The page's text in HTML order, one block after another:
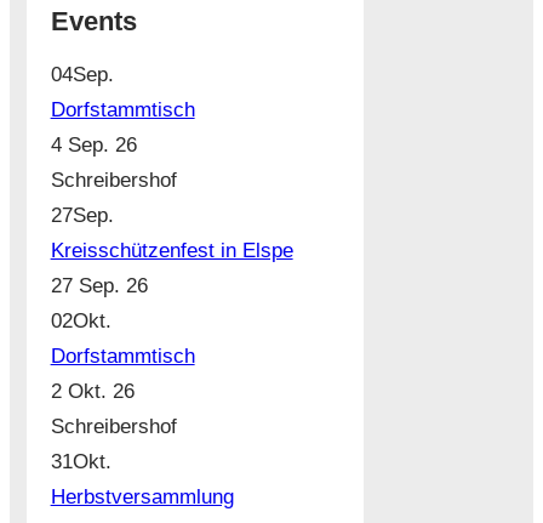
Events
04Sep.
Dorfstammtisch
4 Sep. 26
Schreibershof
27Sep.
Kreisschützenfest in Elspe
27 Sep. 26
02Okt.
Dorfstammtisch
2 Okt. 26
Schreibershof
31Okt.
Herbstversammlung